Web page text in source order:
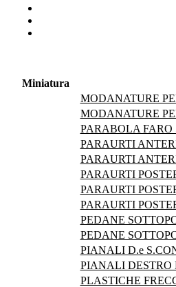
Miniatura
MODANATURE
MODANATURE
PARABOLA FARO
PARAURTI
PARAURTI
PARAURTI
PARAURTI
PARAURTI
PEDANE
PEDANE
PIANALI D.e
PIANALI DESTRO
PLASTICHE